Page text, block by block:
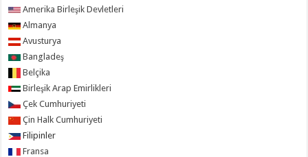
Amerika Birleşik Devletleri
Almanya
Avusturya
Bangladeş
Belçika
Birleşik Arap Emirlikleri
Çek Cumhuriyeti
Çin Halk Cumhuriyeti
Filipinler
Fransa